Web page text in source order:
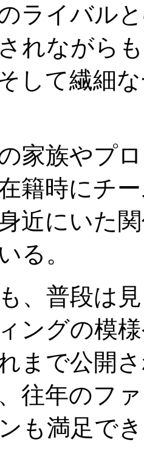
ライバル
れながら
して繊細
家族やプ
籍時にチ
近にいた
る。
、普段は
ングの模
まで公開
往年のフ
も満足で